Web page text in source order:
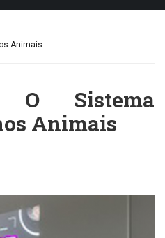
Animais
Sistema
Animais